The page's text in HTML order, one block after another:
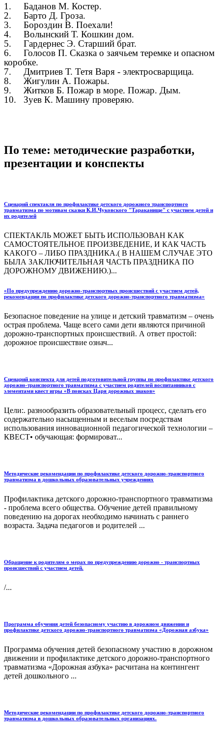
1. Баданов М. Костер.
2. Барто Д. Гроза.
3. Бороздин В. Поехали!
4. Волынский Т. Кошкин дом.
5. Гардернес Э. Старший брат.
6. Голосов П. Сказка о заячьем теремке и опасном
коробке.
7. Дмитриев Т. Тетя Варя - электросварщица.
8. Жигулин А. Пожары.
9. Житков Б. Пожар в море. Пожар. Дым.
10. Зуев К. Машину проверяю.
По теме: методические разработки,
презентации и конспекты
Сценарий спектакля по профилактике детского дорожного транспортного
травматизма по мотивам сказки К.И.Чуковского "Тараканище" с участием детей и
их родителей
СПЕКТАКЛЬ МОЖЕТ БЫТЬ ИСПОЛЬЗОВАН КАК
САМОСТОЯТЕЛЬНОЕ ПРОИЗВЕДЕНИЕ, И КАК ЧАСТЬ
КАКОГО – ЛИБО ПРАЗДНИКА.( В НАШЕМ СЛУЧАЕ ЭТО
БЫЛА ЗАКЛЮЧИТЕЛЬНАЯ ЧАСТЬ ПРАЗДНИКА ПО
ДОРОЖНОМУ ДВИЖЕНИЮ.)...
«По предупреждению дорожно-транспортных происшествий с участием детей,
рекомендации по профилактике детского дорожно-транспортного травматизма»
Безопасное поведение на улице и детский травматизм – очень
острая проблема. Чаще всего сами дети являются причиной
дорожно-транспортных происшествий. А ответ простой:
дорожное происшествие означ...
Сценарий конспекта для детей подготовительной группы по профилактике детского
дорожно-транспортного травматизма с участием родителей воспитанников с
элементами квест игры «В поисках Царя дорожных знаков»
Цели:. разнообразить образовательный процесс, сделать его
содержательно насыщенным и веселым посредствам
использования инновационной педагогической технологии –
КВЕСТ• обучающая: формироват...
Методические рекомендации по профилактике детского дорожно-транспортного
травматизма в дошкольных образовательных учреждениях
Профилактика детского дорожно-транспортного травматизма
- проблема всего общества. Обучение детей правильному
поведению на дорогах необходимо начинать с раннего
возраста. Задача педагогов и родителей ...
Обращение к родителям о мерах по предупреждению дорожно - транспортных
происшествий с участием детей.
/...
Программа обучения детей безопасному участию в дорожном движении и
профилактике детского дорожно-транспортного травматизма «Дорожная азбука»
Программа обучения детей безопасному участию в дорожном
движении и профилактике детского дорожно-транспортного
травматизма «Дорожная азбука» расчитана на контингент
детей дошкольного ...
Методические рекомендации по профилактике детского дорожно-транспортного
травматизма в дошкольных образовательных организациях.